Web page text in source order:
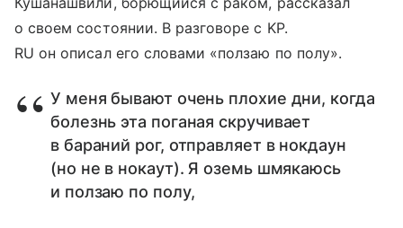
о своем состоянии. В разговоре с KP.
RU он описал его словами «ползаю по полу».
У меня бывают очень плохие дни, когда
болезнь эта поганая скручивает
в бараний рог, отправляет в нокдаун
(но не в нокаут). Я оземь шмякаюсь
и ползаю по полу,